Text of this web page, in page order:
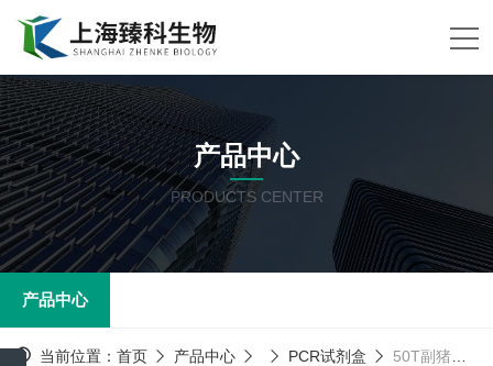
产品中心
PRODUCTS CENTER
产品中心
当前位置： 首页 产品中心 PCR试剂盒 50T副猪嗜血杆菌PCR试剂盒